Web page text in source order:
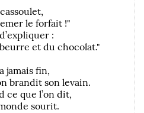
le forfait !"
:
et du chocolat."
jamais fin,
brandit son levain.
ce que l’on dit,
sourit.